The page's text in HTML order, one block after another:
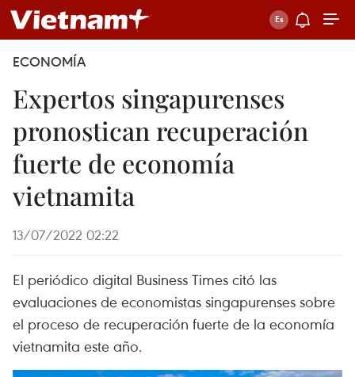
ECONOMÍA
Expertos singapurenses
pronostican recuperación
fuerte de economía
vietnamita
13/07/2022 02:22
El periódico digital Business Times citó las
evaluaciones de economistas singapurenses sobre
el proceso de recuperación fuerte de la economía
vietnamita este año.